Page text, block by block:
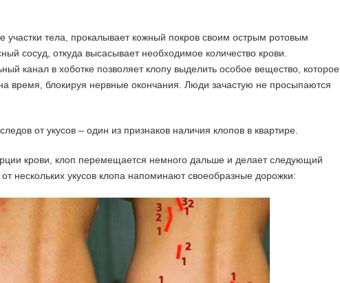
тела, прокалывает кожный покров своим острым ротовым
сосуд, откуда высасывает необходимое количество крови.
канал в хоботке позволяет клопу выделить особое вещество, которое
время, блокируя нервные окончания. Люди зачастую не просыпаются
от укусов – один из признаков наличия клопов в квартире.
крови, клоп перемещается немного дальше и делает следующий
нескольких укусов клопа напоминают своеобразные дорожки: